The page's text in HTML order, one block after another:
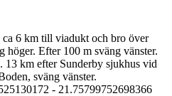
6 km till viadukt och bro över
höger. Efter 100 m sväng vänster.
km efter Sunderby sjukhus vid
sväng vänster.
- 21.75799752698366